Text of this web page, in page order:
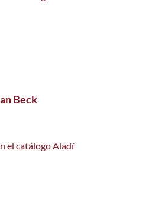
Beck
el catálogo Aladí